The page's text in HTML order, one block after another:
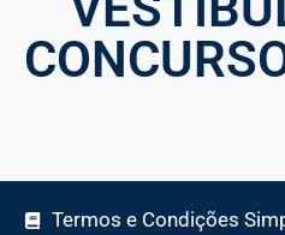
Termos e Condições